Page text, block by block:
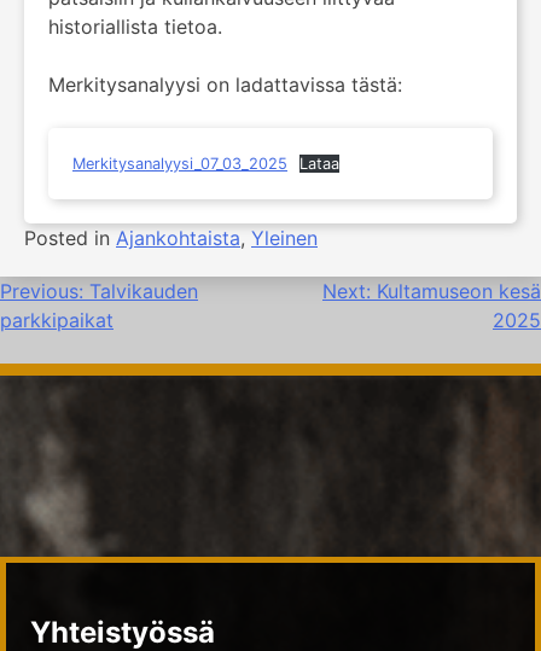
historiallista tietoa.
Merkitysanalyysi on ladattavissa tästä:
Merkitysanalyysi_07_03_2025 Lataa
Posted in Ajankohtaista, Yleinen
Artikkelien
selaus
Previous: Talvikauden
parkkipaikat
Next: Kultamuseon kesä
2025
Yhteistyössä